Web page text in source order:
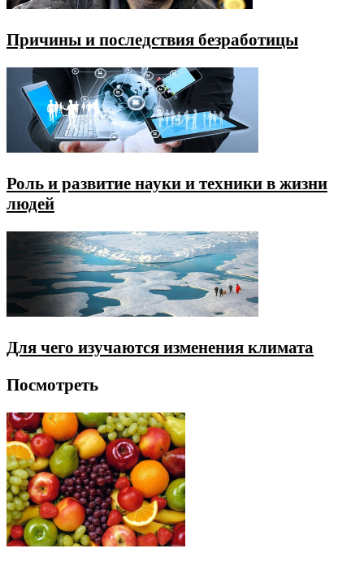
Причины и последствия безработицы
Роль и развитие науки и техники в жизни
людей
Для чего изучаются изменения климата
Посмотреть